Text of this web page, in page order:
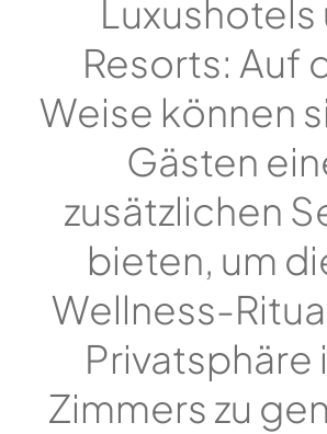
Luxushotels
Resorts: Auf
Weise können
Gästen
zusätzlichen
bieten, um
Wellness-
Privatsphäre
Zimmers zu